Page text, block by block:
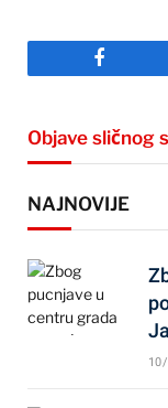
Objave sličnog
NAJNOVIJE